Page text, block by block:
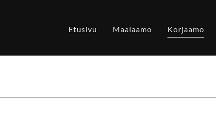
Etusivu Maalaamo Korjaamo